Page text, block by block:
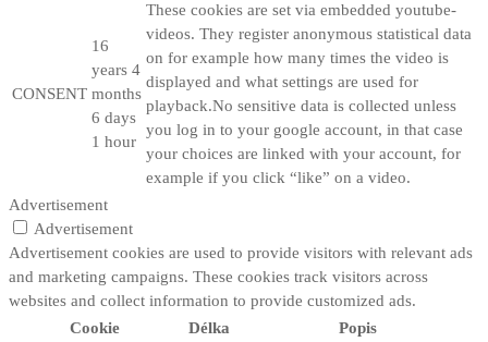
CONSENT
16
years 4
months
6 days
1 hour
These cookies are set via embedded youtube-
videos. They register anonymous statistical data
on for example how many times the video is
displayed and what settings are used for
playback.No sensitive data is collected unless
you log in to your google account, in that case
your choices are linked with your account, for
example if you click “like” on a video.
Advertisement
Advertisement
Advertisement cookies are used to provide visitors with relevant ads
and marketing campaigns. These cookies track visitors across
websites and collect information to provide customized ads.
Cookie
Délka Popis